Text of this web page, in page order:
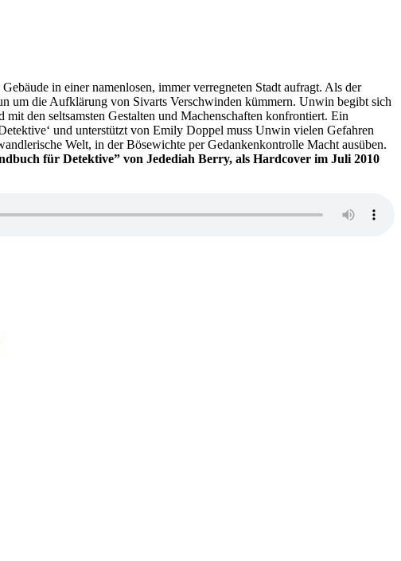
in einer namenlosen, immer verregneten Stadt aufragt. Als der
um die Aufklärung von Sivarts Verschwinden kümmern. Unwin begibt sich
den seltsamsten Gestalten und Machenschaften konfrontiert. Ein
und unterstützt von Emily Doppel muss Unwin vielen Gefahren
Welt, in der Bösewichte per Gedankenkontrolle Macht ausüben.
für Detektive” von Jedediah Berry, als Hardcover im Juli 2010